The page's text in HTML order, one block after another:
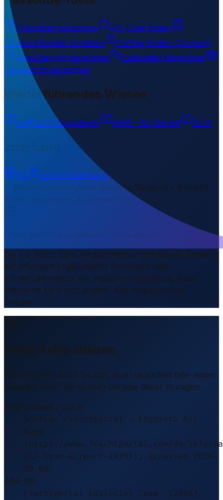
Transitzeit berechnen
HS-Code finden
Transportkosten schätzen
Partner finden (Connect)
Versicherung berechnen
Lademeter berechnen
Taxgewicht berechnen
Weiterführendes Wissen
Luftfracht Grundlagen AWB – Air Waybill IATA
RU
Zoll & Abfertigung
1 Bereiche/Sections • 8 Links▾
31. Januar 2026
Die auf dieser Seite dargestellten Informationen basieren
auf öffentlich zugänglichen Transport- und
Infrastrukturdaten. Die logistische Bedeutung eines
Standorts kann sich ändern. Alle Angaben ohne
Gewähr.
Diese Seite zitieren
Sie schreiben einen Bericht, eine Hausarbeit oder einen
LinkedIn-Post? Verwenden Sie eine dieser Vorlagen.
Empfohlenes Format
Source: Frachtportal – Engozero Air
Base
(https://www.frachtportal.com/de/
air-base-airport-19292), accessed 2026-
08-06
APA-Stil
Frachtportal Editorial Team. (2026).